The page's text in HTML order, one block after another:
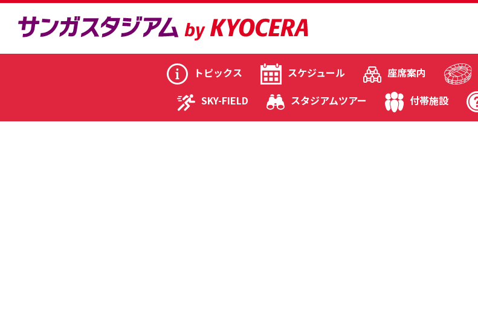
トピックス スケジュール 座席案内
SKY-FIELD
スタジアムツアー 付帯施設